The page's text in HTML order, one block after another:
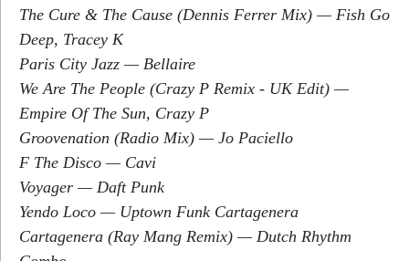
The Cure & The Cause (Dennis Ferrer Mix) — Fish Go
Deep, Tracey K
Paris City Jazz — Bellaire
We Are The People (Crazy P Remix - UK Edit) —
Empire Of The Sun, Crazy P
Groovenation (Radio Mix) — Jo Paciello
F The Disco — Cavi
Voyager — Daft Punk
Yendo Loco — Uptown Funk Cartagenera
Cartagenera (Ray Mang Remix) — Dutch Rhythm